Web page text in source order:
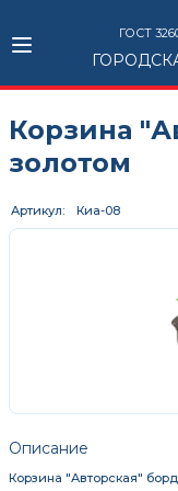
ГОСТ
Корзина
золотом
Описание
Корзина "Авторская"
Артикул Киа-08